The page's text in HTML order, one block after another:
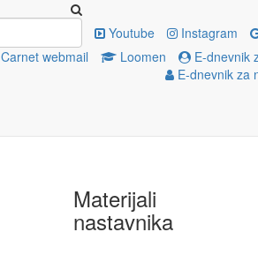
Youtube
Instagram
Carnet webmail
Loomen
E-dnevnik
E-dnevnik za
EU projekti
Materijali
nastavnika